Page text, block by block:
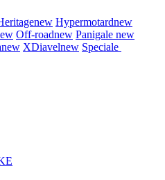
new Hypermotardnew
Off-roadnew Panigale new
new XDiavelnew Speciale